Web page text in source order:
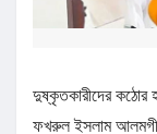
দুষ্কৃতকারীদের কঠোর
ফখরুল ইসলাম